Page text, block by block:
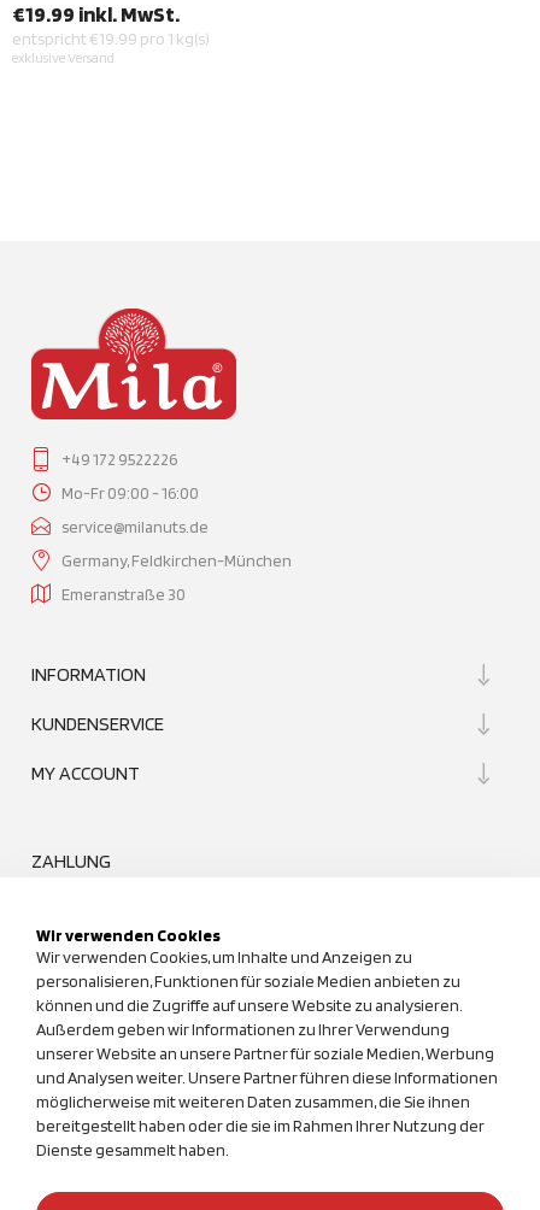
€19.99 inkl. MwSt.
entspricht €19.99 pro 1 kg(s)
exklusiveVersand
+49 172 9522226
Mo-Fr 09:00 - 16:00
service@milanuts.de
Germany, Feldkirchen-München
Emeranstraße 30
INFORMATION
KUNDENSERVICE
MY ACCOUNT
ZAHLUNG
UNSER QUALITÄTSANSPRUCH
Wir verwenden Cookies
Wir verwenden Cookies, um Inhalte und Anzeigen zu
personalisieren, Funktionen für soziale Medien anbieten zu
können und die Zugriffe auf unsere Website zu analysieren.
Außerdem geben wir Informationen zu Ihrer Verwendung
unserer Website an unsere Partner für soziale Medien, Werbung
und Analysen weiter. Unsere Partner führen diese Informationen
möglicherweise mit weiteren Daten zusammen, die Sie ihnen
bereitgestellt haben oder die sie im Rahmen Ihrer Nutzung der
Dienste gesammelt haben.